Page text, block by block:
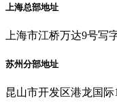
上海总部地址
上海市江桥万达9号写
苏州分部地址
昆山市开发区港龙国际